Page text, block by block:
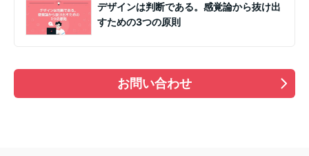
デザインは判断である。感覚論から抜け出
すための3つの原則
お問い合わせ